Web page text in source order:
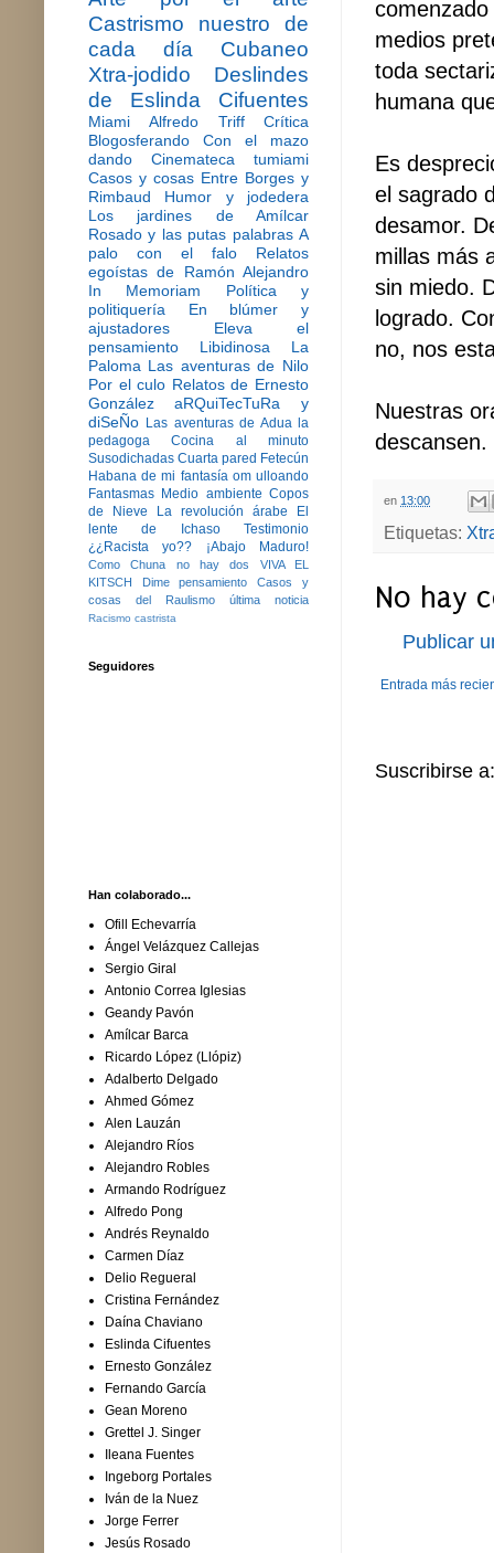
medios
toda
humana
Es
el sagrado
desamor.
millas más
sin miedo.
logrado.
no, nos
Nuestras
descansen.
en 13:00
Etiquetas:
No hay
Publicar
Entrada más
Suscribirse
Castrismo nuestro de
cada día
Cubaneo
Xtra-jodido
Deslindes
de Eslinda Cifuentes
Miami Alfredo Triff
Crítica
Blogosferando
Con el mazo
dando
Cinemateca tumiami
Casos y cosas Entre Borges y
Rimbaud
Humor y jodedera
Los jardines de Amílcar
Rosado y las putas palabras A
palo con el falo
Relatos
egoístas de Ramón Alejandro
In Memoriam
Política y
politiquería
En blúmer y
ajustadores
Eleva el
pensamiento
Libidinosa
La
Paloma Las aventuras de Nilo
Por el culo Relatos de Ernesto
González
aRQuiTecTuRa y
diSeÑo Las aventuras de Adua la
pedagoga
Cocina al minuto
Susodichadas Cuarta pared Fetecún
Habana de mi fantasía om ulloando
Fantasmas Medio ambiente Copos
de Nieve
La revolución árabe
El
lente de Ichaso
Testimonio
¿¿Racista yo??
¡Abajo Maduro!
Como Chuna no hay dos
VIVA EL
KITSCH
Dime pensamiento
Casos y
cosas del Raulismo
última noticia
Racismo castrista
Seguidores
Han colaborado...
Ofill Echevarría
Ángel Velázquez Callejas
Sergio Giral
Antonio Correa Iglesias
Geandy Pavón
Amílcar Barca
Ricardo López (Llópiz)
Adalberto Delgado
Ahmed Gómez
Alen Lauzán
Alejandro Ríos
Alejandro Robles
Armando Rodríguez
Alfredo Pong
Andrés Reynaldo
Carmen Díaz
Delio Regueral
Cristina Fernández
Daína Chaviano
Eslinda Cifuentes
Ernesto González
Fernando García
Gean Moreno
Grettel J. Singer
Ileana Fuentes
Ingeborg Portales
Iván de la Nuez
Jorge Ferrer
Jesús Rosado